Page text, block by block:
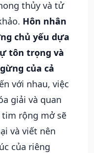
thủy và tử
Hôn nhân
chủ yếu dựa
tôn trọng và
của cả
với nhau, việc
giải và quan
rộng mở sẽ
và viết nên
của riêng